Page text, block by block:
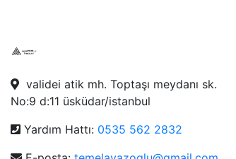
validei atik mh. Toptaşı meydanı sk.
No:9 d:11 üsküdar/istanbul
Yardım Hattı: 0535 562 2832